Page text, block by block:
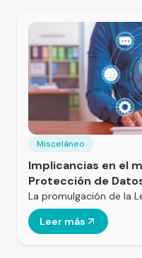
Misceláneo
Implicancias en el
Protección de
La promulgación de la
Leer más